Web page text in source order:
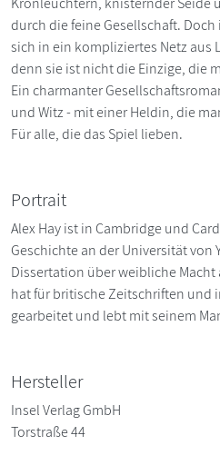
durch die feine Gesellschaft.
sich in ein kompliziertes Netz aus
denn sie ist nicht die Einzige, die
Ein charmanter
und Witz - mit einer Heldin, die
Für alle, die das Spiel lieben.
Portrait
Alex Hay ist in Cambridge und
Geschichte an der Universität von
Dissertation über weibliche
hat für britische Zeitschriften und
gearbeitet und lebt mit seinem
Hersteller
Insel Verlag GmbH
Torstraße 44